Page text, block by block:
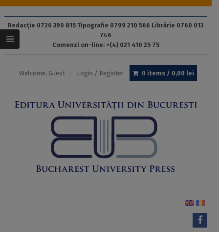
Redacție 0726 390 815 Tipografie 0799 210 566 Librărie 0760 013
746
Comenzi on-line: +(4) 021 410 25 75
Welcome, Guest Login / Register 0 items / 0,00 lei